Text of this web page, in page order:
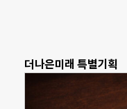
더나은미래 특별기획